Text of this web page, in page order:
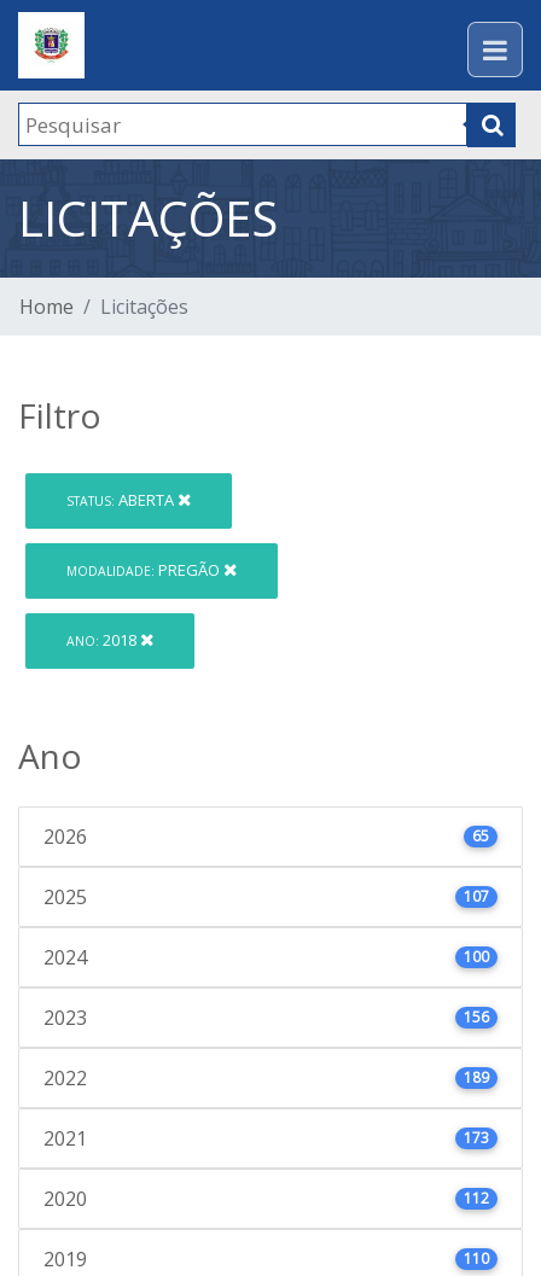
LICITAÇÕES
Home Licitações
Filtro
STATUS: ABERTA
MODALIDADE: PREGÃO
ANO: 2018
Ano
2026 65
2025 107
2024 100
2023 156
2022 189
2021 173
2020 112
2019 110